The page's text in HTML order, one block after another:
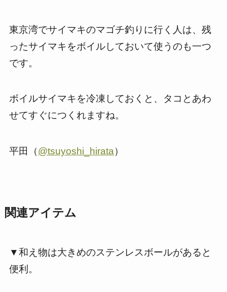
東京湾でサイマキのマゴチ釣りに行く人は、残
ったサイマキをボイルしておいて使うのも一つ
です。
ボイルサイマキを冷凍しておくと、タコとあわ
せてすぐにつくれますね。
平田（@tsuyoshi_hirata）
関連アイテム
▼和え物は大きめのステンレスボールがあると
便利。